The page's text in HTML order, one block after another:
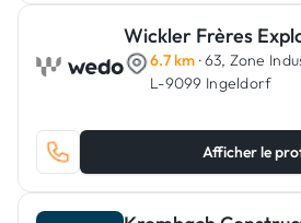
Wickler Frères
6.7 km · 63, Zone
L-9099 Ingeldorf
Afficher le